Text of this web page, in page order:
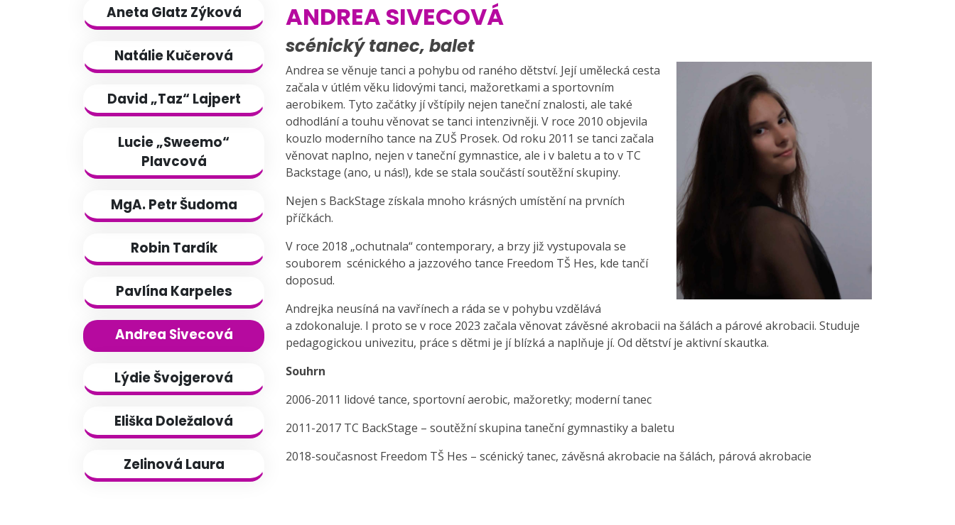
Aneta Glatz Zýková
Natálie Kučerová
David „Taz“ Lajpert
Lucie „Sweemo“
Plavcová
MgA. Petr Šudoma
Robin Tardík
Pavlína Karpeles
Andrea Sivecová
Lýdie Švojgerová
Eliška Doležalová
Zelinová Laura
ANDREA SIVECOVÁ
scénický tanec, balet
Andrea se věnuje tanci a pohybu od raného dětství. Její umělecká cesta
začala v útlém věku lidovými tanci, mažoretkami a sportovním
aerobikem. Tyto začátky jí vštípily nejen taneční znalosti, ale také
odhodlání a touhu věnovat se tanci intenzivněji. V roce 2010 objevila
kouzlo moderního tance na ZUŠ Prosek. Od roku 2011 se tanci začala
věnovat naplno, nejen v taneční gymnastice, ale i v baletu a to v TC
Backstage (ano, u nás!), kde se stala součástí soutěžní skupiny.
Nejen s BackStage získala mnoho krásných umístění na prvních
příčkách.
V roce 2018 „ochutnala“ contemporary, a brzy již vystupovala se
souborem scénického a jazzového tance Freedom TŠ Hes, kde tančí
doposud.
Andrejka neusíná na vavřínech a ráda se v pohybu vzdělává
a zdokonaluje. I proto se v roce 2023 začala věnovat závěsné akrobacii na šálách a párové akrobacii. Studuje
pedagogickou univezitu, práce s dětmi je jí blízká a naplňuje jí. Od dětství je aktivní skautka.
Souhrn
2006-2011 lidové tance, sportovní aerobic, mažoretky; moderní tanec
2011-2017 TC BackStage – soutěžní skupina taneční gymnastiky a baletu
2018-současnost Freedom TŠ Hes – scénický tanec, závěsná akrobacie na šálách, párová akrobacie